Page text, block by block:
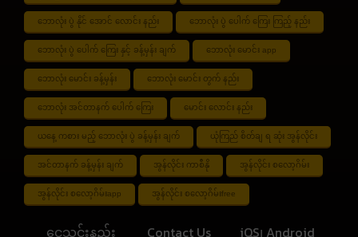
ဘောလုံး ပွဲ နိုင် အောင် လောင်း နည်း ဘောလုံး ပွဲ ပေါက် ကြေး ကြည့် နည်း
ဘောလုံး ပွဲ ပေါက် ကြေး နှင့် ခန့်မှန်း ချက် ဘောလုံး မောင်း app
ဘောလုံး မောင်း ခန့်မှန်း ဘောလုံး မောင်း တွက် နည်း
ဘောလုံး အင်တာနက် ပေါက် ကြေး မောင်း လောင်း နည်း
ယနေ့ ကစား မည့် ဘောလုံး ပွဲ ခန့်မှန်း ချက် ယုံကြည် စိတ်ချ ရ ဆုံး အွန်လိုင်း
အင်တာနက် ခန့်မှန်း ချက် အွန်လိုင်း ကာစီနို အွန်လိုင်း စလော့ဂိမ်း
အွန်လိုင်း စလော့ဂိမ်းapp အွန်လိုင်း စလော့ဂိမ်းfree
ငွေသွင်းနည်း Contact Us iOS၊ Android